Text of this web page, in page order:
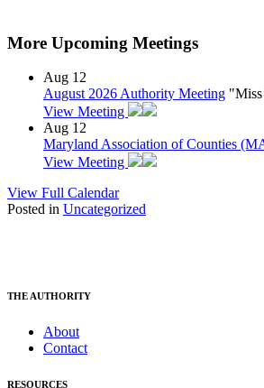
More Upcoming Meetings
Aug 12
August 2026 Authority Meeting
View Meeting
Aug 12
Maryland Association of Counties
View Meeting
View Full Calendar
Posted in Uncategorized
THE AUTHORITY
About
Contact
RESOURCES